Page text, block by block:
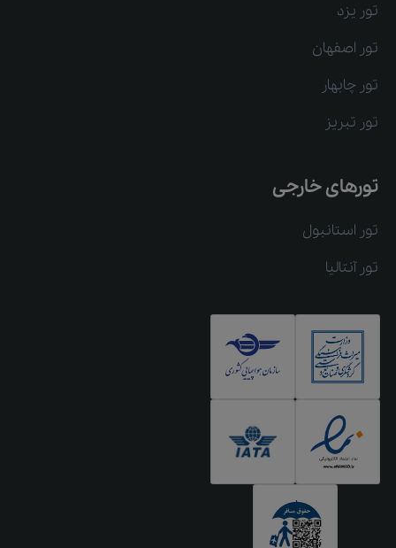
تور یزد
تور اصفهان
تور چابهار
تور تبریز
تورهای خارجی
تور استانبول
تور آنتالیا